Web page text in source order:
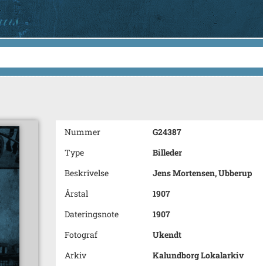
Nummer
G24387
Type
Billeder
Beskrivelse
Jens Mortensen, Ubberup
Årstal
1907
Dateringsnote
1907
Fotograf
Ukendt
Arkiv
Kalundborg Lokalarkiv